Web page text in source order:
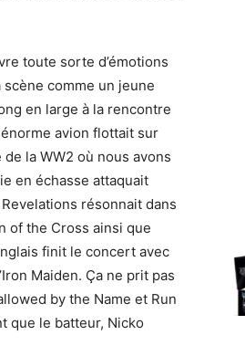
toute sorte d’émotions
scène comme un jeune
en large à la rencontre
avion flottait sur
la WW2 où nous avons
en échasse attaquait
résonnait dans
of the Cross ainsi que
finit le concert avec
Maiden. Ça ne prit pas
by the Name et Run
que le batteur, Nicko